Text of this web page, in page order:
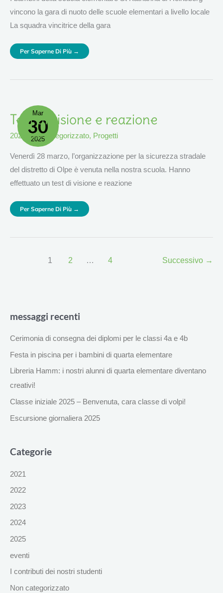
vincono la gara di nuoto delle scuole elementari a livello locale
La squadra vincitrice della gara
Per Saperne Di Più →
Mar
30
2025
Test di visione e reazione
2025 Non categorizzato, Progetti
Venerdì 28 marzo, l’organizzazione per la sicurezza stradale
del distretto di Olpe è venuta nella nostra scuola. Hanno
effettuato un test di visione e reazione
Test
Di
Visione
Reazione
Per Saperne Di Più →
1 2 … 4 Successivo →
messaggi recenti
Cerimonia di consegna dei diplomi per le classi 4a e 4b
Festa in piscina per i bambini di quarta elementare
Libreria Hamm: i nostri alunni di quarta elementare diventano
creativi!
Classe iniziale 2025 – Benvenuta, cara classe di volpi!
Escursione giornaliera 2025
Categorie
2021
2022
2023
2024
2025
eventi
I contributi dei nostri studenti
Non categorizzato